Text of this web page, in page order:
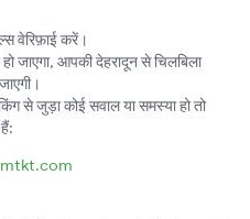
वेरिफ़ाई करें।
जाएगा, आपकी देहरादून से चिलबिला
से जुड़ा कोई सवाल या समस्या हो तो